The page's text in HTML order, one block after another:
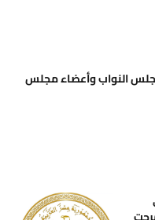
النواب وأعضاء مجلس